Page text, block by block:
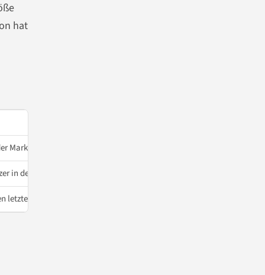
hat
Marktkapitalisierung von mindestens 75 Milliarden Euro
in der EU
drei Jahren erreicht wurden)